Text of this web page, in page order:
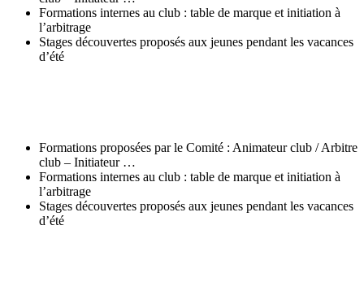
Formations internes au club : table de marque et initiation à
l’arbitrage
Stages découvertes proposés aux jeunes pendant les vacances
d’été
Formations proposées par le Comité : Animateur club / Arbitre
club – Initiateur …
Formations internes au club : table de marque et initiation à
l’arbitrage
Stages découvertes proposés aux jeunes pendant les vacances
d’été